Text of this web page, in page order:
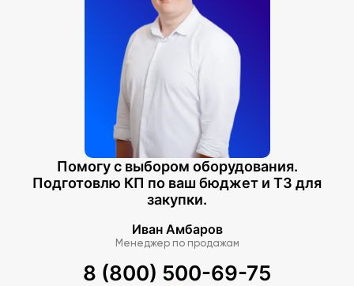
Помогу с выбором оборудования.
Подготовлю КП по ваш бюджет и ТЗ для
закупки.
Иван Амбаров
Менеджер по продажам
8 (800) 500-69-75